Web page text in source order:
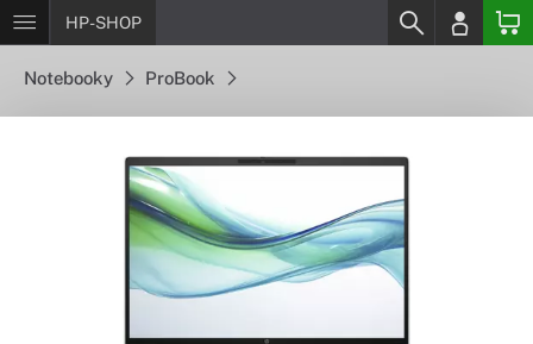
HP-SHOP
Notebooky ProBook